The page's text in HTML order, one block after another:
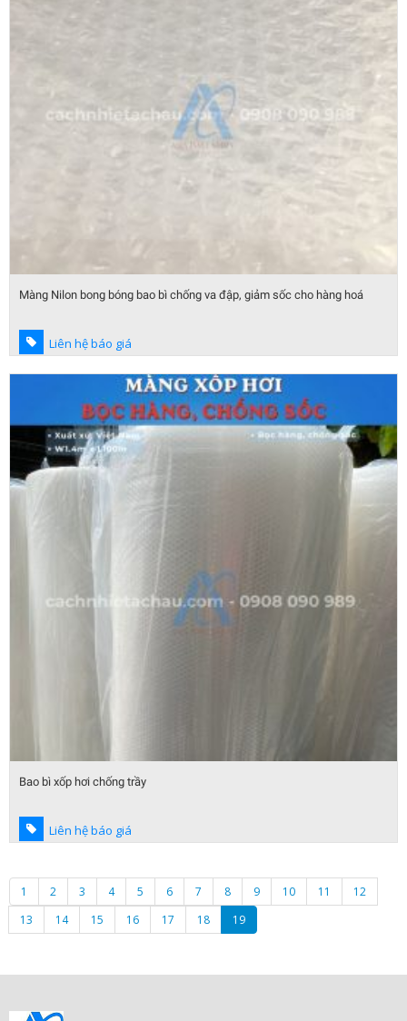
Màng Nilon bong bóng bao bì chống va đập, giảm sốc cho hàng hoá
Liên hệ báo giá
Bao bì xốp hơi chống trầy
Liên hệ báo giá
1 2 3 4 5 6 7 8 9 10 11
12
13
14 15 16 17 18 19